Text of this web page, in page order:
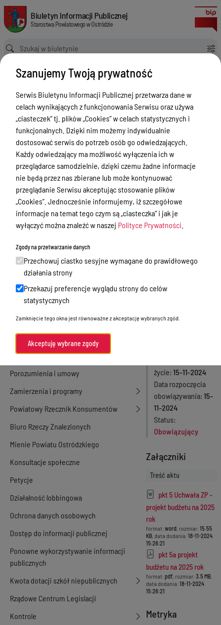
Uchwała w sprawie projektu budżetu Powiatu Ostródzkiego na 2025 rok
Biuletyn Informacji Publicznej Starostwa Powiatowego w Ostródzie
Biuletyn Informacji Publicznej
Starostwa Powiatowego w Ostródzie
Ścieżka powrotu
Strona główna
Akty prawne
Uchwała w sprawie projektu budżetu Powiatu Ostródzkiego na 2025 rok
Akty prawne
Menu Przedmiotowe
Starostwo Powiatowe
Poradnik Interesanta
Informacje o naborze
Zamówienia Publiczne
Tablica ogłoszeń
Dyżury Aptek w Powiecie Ostródzkim
Akty Prawne
Rejestry, ewidencje i archiwa
Budżet
Organizacja działania samorządu
powiatowego
Organy Powiatu
Oświadczenia majątkowe
Porozumienia i umowy
Zamierzenia i programy
Powiatowy Rzecznik Konsumentów
Biuro Rzeczy Znalezionych
Mienie Powiatu Ostródzkiego
Konsultacje społeczne
Petycje
Działalność lobbingowa
Ochrona danych osobowych
Dostęp do informacji publicznej
Ponowne wykorzystywanie informacji
publicznych
Kwota dotacji szkół niepublicznych
Rządowe Centrum Legislacji
Kontrole
Wersja
nieobowiązująca z dnia
18-11-2024 15:26:21
Drukuj
Uchwała w
sprawie
projektu
budżetu
Powiatu
21/76/2024
Powiatu
życie 15-11-2024
Data rozpoczęcia
obowiązywania 15-
11-2024
Status
Obowiązujący
Załączniki
Treść aktu
pkt 5 Uchwała ZP -
projekt budżetu na 2025
rok
format: word, rozmiar: 15.55
KB, data dodania: 18-11-2024
15:26:21
pkt 5a projekt
budżetu na 2025 rok
format: pdf, rozmiar: 3.5 MB,
data dodania: 18-11-2024
15:26:21
Metryka
Szanujemy Twoją prywatność
Serwis Biuletynu Informacji Publicznej przetwarza dane w
celach wynikających z funkcjonowania Serwisu oraz używa
„ciasteczek” tj. plików „Cookies” w celach statystycznych i
funkcjonalnych. Dzięki nim możemy indywidualnie
dostosować serwis do potrzeb osób go odwiedzających.
Każdy odwiedzający ma możliwość wyłączenia ich w
przeglądarce samodzielnie, dzięki czemu żadne informacje
nie będą przez nas zbierane lub może kontynuować
przeglądanie Serwisu akceptując stosowanie plików
„Cookies”. Jednocześnie informujemy, iż szczegółowe
informacje na temat tego czym są „ciasteczka” i jak je
wyłączyć można znaleźć w naszej Polityce Prywatności
Zgody na przetwarzanie danych
Przechowuj ciastko sesyjne wymagane do prawidłowego
działania strony
Przekazuj preferencje wyglądu strony do celów
statystycznych
Zamknięcie tego okna jest równoważne z akceptację wybranych zgód.
Akceptuję wybrane zgody